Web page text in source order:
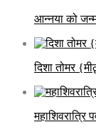
आन्नया को
दिशा तोमर
महाशिवरात्रि